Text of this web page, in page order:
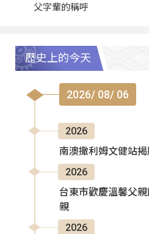
父字輩的稱呼
歷史上的今天
2026/ 08/ 06
2026
南澳撒利姆文健站
2026
台東市歡慶溫馨父
親
2026